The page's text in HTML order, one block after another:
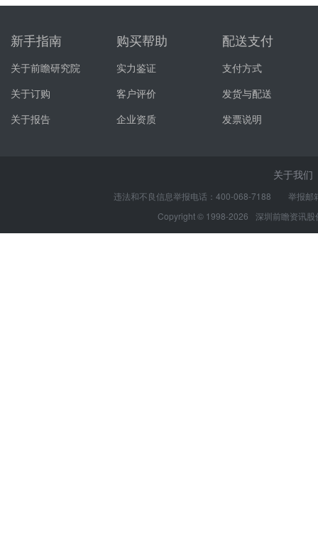
新手指南
关于前瞻研究院
关于订购
关于报告
购买帮助
实力鉴证
客户评价
企业资质
配送支付
支付方式
发货与配送
发票说明
关于我们
违法和不良信息举报电话：400-068-7188 举报
Copyright © 1998-2026
深圳前瞻资讯股